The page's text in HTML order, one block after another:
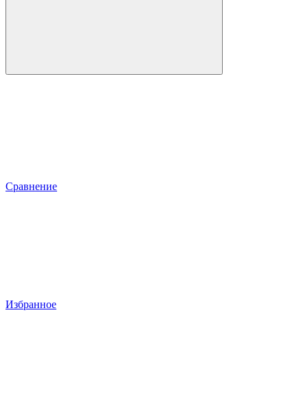
Сравнение
Избранное